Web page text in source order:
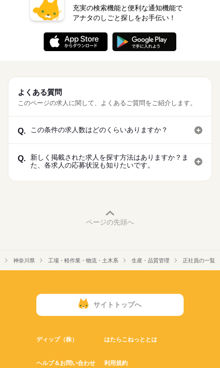
充実の検索機能と便利な通知機能で
アナタのしごと探しをお手伝い！
よくある質問
このページの求人に関して、よくあるご質問をご紹介します。
Q. この条件の求人数はどのくらいありますか？
Q.
新しく掲載された求人を探す方法はありますか？ま
た、各求人の応募状況も知りたいです。
ページの先頭へ
神奈川県 工場・軽作業・物流・土木系 生産・品質管理 正社員の一覧
サイトトップへ
ディップ（株） はたらこねっととは
ヘルプ＆お問い合わせ 利用規約